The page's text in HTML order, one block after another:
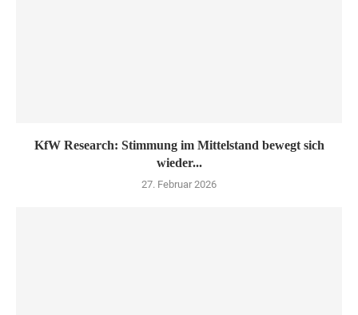
KfW Research: Stimmung im Mittelstand bewegt sich
wieder...
27. Februar 2026